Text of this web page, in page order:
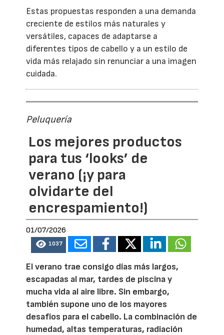
Estas propuestas responden a una demanda
creciente de estilos más naturales y
versátiles, capaces de adaptarse a
diferentes tipos de cabello y a un estilo de
vida más relajado sin renunciar a una imagen
cuidada.
Peluquería
Los mejores productos
para tus ‘looks’ de
verano (¡y para
olvidarte del
encrespamiento!)
01/07/2026
1037
El verano trae consigo días más largos,
escapadas al mar, tardes de piscina y
mucha vida al aire libre. Sin embargo,
también supone uno de los mayores
desafíos para el cabello. La combinación de
humedad, altas temperaturas, radiación